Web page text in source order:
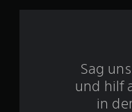
Sag
und hilf
in